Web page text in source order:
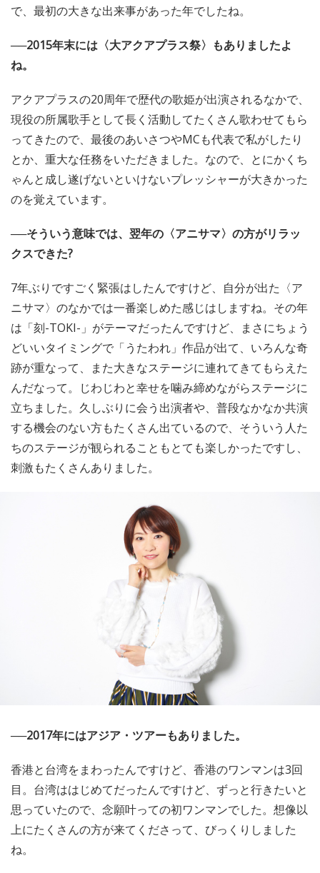
で、最初の大きな出来事があった年でしたね。
──2015年末には〈大アクアプラス祭〉もありましたよ
ね。
アクアプラスの20周年で歴代の歌姫が出演されるなかで、
現役の所属歌手として長く活動してたくさん歌わせてもら
ってきたので、最後のあいさつやMCも代表で私がしたり
とか、重大な任務をいただきました。なので、とにかくち
ゃんと成し遂げないといけないプレッシャーが大きかった
のを覚えています。
──そういう意味では、翌年の〈アニサマ〉の方がリラッ
クスできた?
7年ぶりですごく緊張はしたんですけど、自分が出た〈ア
ニサマ〉のなかでは一番楽しめた感じはしますね。その年
は「刻-TOKI-」がテーマだったんですけど、まさにちょう
どいいタイミングで「うたわれ」作品が出て、いろんな奇
跡が重なって、また大きなステージに連れてきてもらえた
んだなって。じわじわと幸せを噛み締めながらステージに
立ちました。久しぶりに会う出演者や、普段なかなか共演
する機会のない方もたくさん出ているので、そういう人た
ちのステージが観られることもとても楽しかったですし、
刺激もたくさんありました。
──2017年にはアジア・ツアーもありました。
香港と台湾をまわったんですけど、香港のワンマンは3回
目。台湾ははじめてだったんですけど、ずっと行きたいと
思っていたので、念願叶っての初ワンマンでした。想像以
上にたくさんの方が来てくださって、びっくりしました
ね。